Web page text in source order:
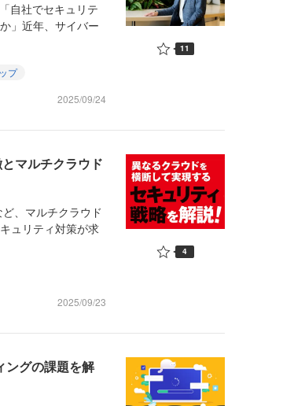
自社でセキュリテ
」近年、サイバー
プ
2025/09/24
11
マルチクラウド
、マルチクラウド
ュリティ対策が求
2025/09/23
4
ングの課題を解